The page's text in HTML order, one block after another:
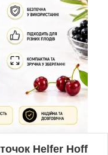
Helfer Hoff